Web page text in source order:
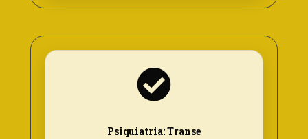
Psiquiatria: Transe